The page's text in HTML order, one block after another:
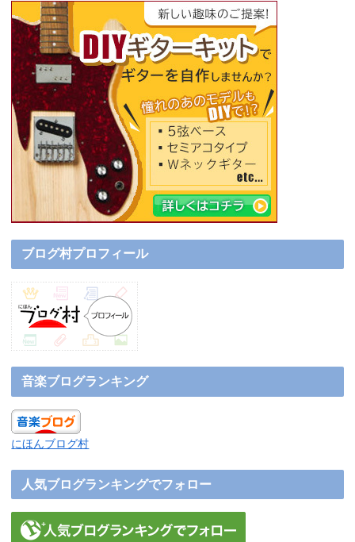
ブログ村プロフィール
音楽ブログランキング
にほんブログ村
人気ブログランキングでフォロー